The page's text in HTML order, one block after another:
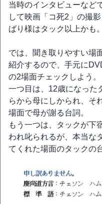
当時のインタビューなど
して映画「コ死2」の撮
ばり様はタック以上かも。
では、聞き取りやすい場
紹介するので、手元に
の2場面チェックしよう。
一つ目は、12歳になった
らから母にしかられ、そ
場面で母が謝る台詞。
もう一つは、タックが下
われ叱られるが、本当な
てくれた場面のタックの